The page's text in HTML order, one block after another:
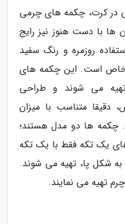
کرت، چکمه های چرمی
با دست هنوز نیز رایج
روزمره و رنگ سفید
خاص است. این چکمه های
می شوند و طراحی
دقیقا متناسب با میزان
چکمه ها دو مدل هستند؛
یک تکه فقط با یک تکه
شکل پا، تهیه می شوند.
تهیه می نمایند.